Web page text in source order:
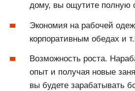
дому, вы ощутите полную
Экономия на рабочей
корпоративным обедах и
Возможность роста.
опыт и получая новые
вы будете зарабатывать